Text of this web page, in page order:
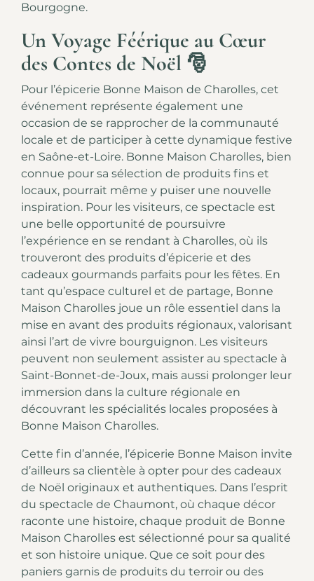
Bourgogne.
Un Voyage Féérique au Cœur
des Contes de Noël 🎅
Pour l’épicerie Bonne Maison de Charolles, cet
événement représente également une
occasion de se rapprocher de la communauté
locale et de participer à cette dynamique festive
en Saône-et-Loire. Bonne Maison Charolles, bien
connue pour sa sélection de produits fins et
locaux, pourrait même y puiser une nouvelle
inspiration. Pour les visiteurs, ce spectacle est
une belle opportunité de poursuivre
l’expérience en se rendant à Charolles, où ils
trouveront des produits d’épicerie et des
cadeaux gourmands parfaits pour les fêtes. En
tant qu’espace culturel et de partage, Bonne
Maison Charolles joue un rôle essentiel dans la
mise en avant des produits régionaux, valorisant
ainsi l’art de vivre bourguignon. Les visiteurs
peuvent non seulement assister au spectacle à
Saint-Bonnet-de-Joux, mais aussi prolonger leur
immersion dans la culture régionale en
découvrant les spécialités locales proposées à
Bonne Maison Charolles.
Cette fin d’année, l’épicerie Bonne Maison invite
d’ailleurs sa clientèle à opter pour des cadeaux
de Noël originaux et authentiques. Dans l’esprit
du spectacle de Chaumont, où chaque décor
raconte une histoire, chaque produit de Bonne
Maison Charolles est sélectionné pour sa qualité
et son histoire unique. Que ce soit pour des
paniers garnis de produits du terroir ou des